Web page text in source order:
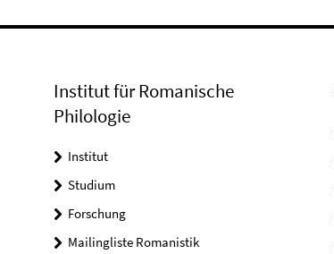
Institut für Romanische
Philologie
Institut
Studium
Forschung
Mailingliste Romanistik